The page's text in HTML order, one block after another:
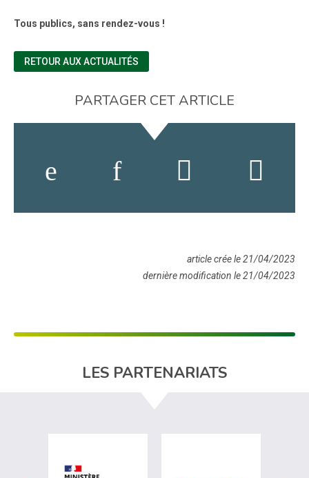
Tous publics, sans rendez-vous !
RETOUR AUX ACTUALITÉS
PARTAGER CET ARTICLE
article crée le 21/04/2023
dernière modification le 21/04/2023
LES PARTENARIATS